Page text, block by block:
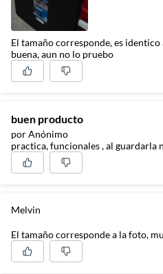
El tamaño corresponde, es
buena, aun no lo pruebo
buen producto
por Anónimo
practica, funcionales , al guardarla
Melvin
El tamaño corresponde a la foto,